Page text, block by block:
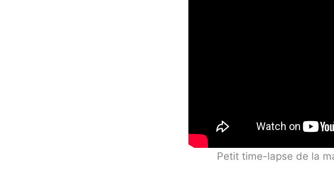
Petit time-lapse de la